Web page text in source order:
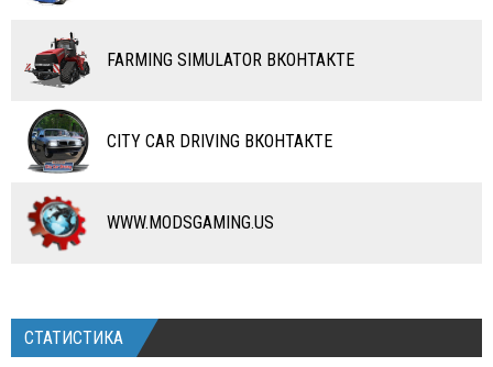
RC ТРАНСПОРТ
КАРТЫ
ЧИТЫ
ПРОГРАММЫ
РАЗНОЕ
FARMING SIMULATOR ВКОНТАКТЕ
CITY CAR DRIVING ВКОНТАКТЕ
WWW.MODSGAMING.US
СТАТИСТИКА